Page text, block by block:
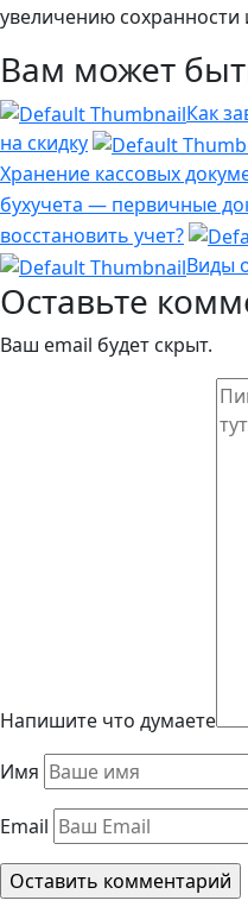
увеличению
Вам может
Как
на скидку
Хранение кассовых
бухучета — первичные
восстановить учет?
Виды
Оставьте
Ваш email будет скрыт.
Напишите что думаете
Имя
Email